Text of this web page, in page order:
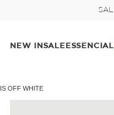
NEW IN SALE ESSENCIAL
OFF WHITE